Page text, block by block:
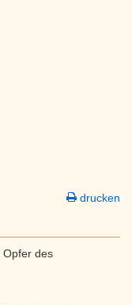
drucken
Opfer des